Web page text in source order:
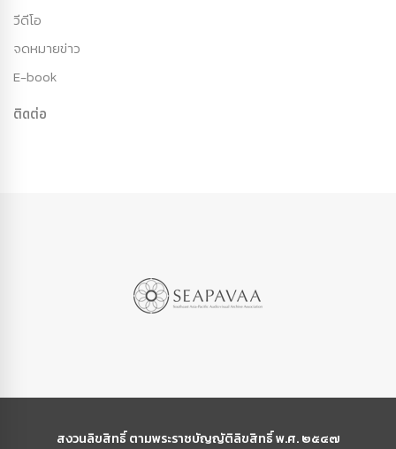
วีดีโอ
จดหมายข่าว
E-book
ติดต่อ
สงวนลิขสิทธิ์ ตามพระราชบัญญัติลิขสิทธิ์ พ.ศ. ๒๕๔๗